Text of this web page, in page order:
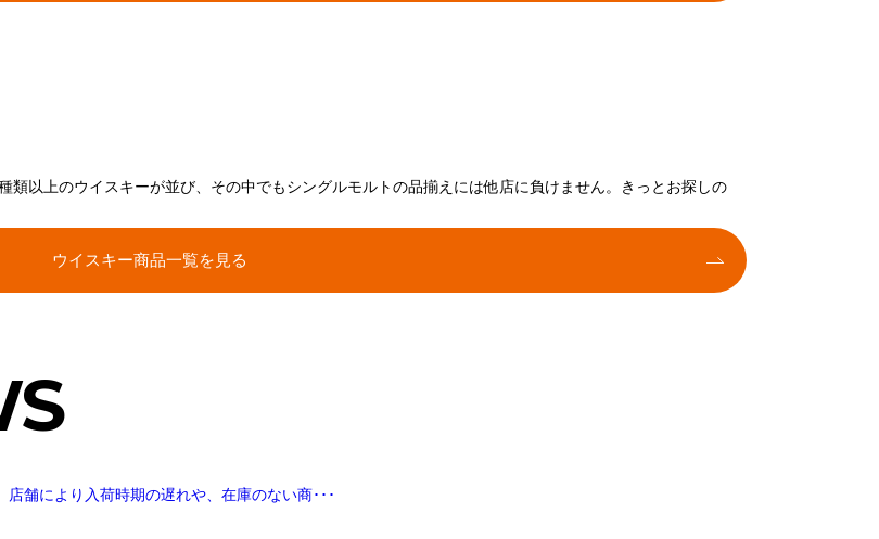
以上のウイスキーが並び、その中でもシングルモルトの品揃えには他店に負けません。きっとお探しの
ウイスキー商品一覧を見る
により入荷時期の遅れや、在庫のない商･･･